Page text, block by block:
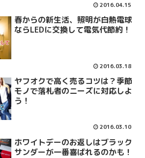
2016.04.15
春からの新生活、照明が白熱電球
ならLEDに交換して電気代節約！
2016.03.18
ヤフオクで高く売るコツは？季節
モノで落札者のニーズに対応しよ
う！
2016.03.10
ホワイトデーのお返しはブラック
サンダーが一番喜ばれるのかも！